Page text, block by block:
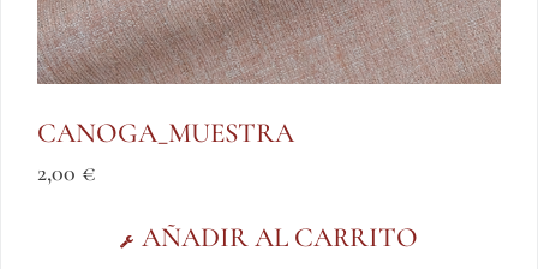
CANOGA_MUESTRA
2,00 €
AÑADIR AL CARRITO